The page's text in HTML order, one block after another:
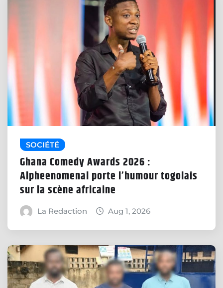
SOCIÉTÉ
Ghana Comedy Awards 2026 :
Alpheenomenal porte l’humour togolais
sur la scène africaine
La Redaction Aug 1, 2026